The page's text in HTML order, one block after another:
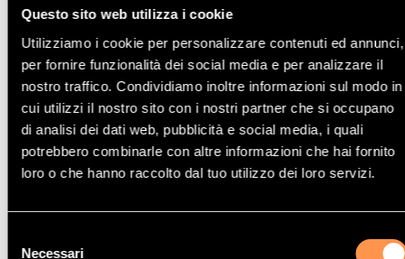
Questo sito web utilizza i cookie
Utilizziamo i cookie per personalizzare contenuti ed annunci,
per fornire funzionalità dei social media e per analizzare il
nostro traffico. Condividiamo inoltre informazioni sul modo in
cui utilizzi il nostro sito con i nostri partner che si occupano
di analisi dei dati web, pubblicità e social media, i quali
potrebbero combinarle con altre informazioni che hai fornito
loro o che hanno raccolto dal tuo utilizzo dei loro servizi.
Necessari
FIAT HONDA